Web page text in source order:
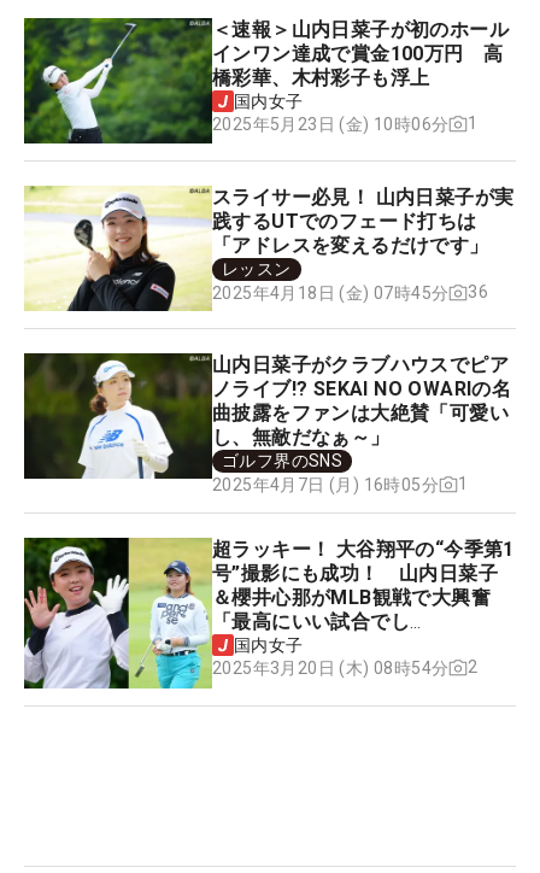
＜速報＞山内日菜子が初のホール
インワン達成で賞金100万円 高
橋彩華、木村彩子も浮上
国内女子
2025年5月23日 (金) 10時06分
1
スライサー必見！ 山内日菜子が実
践するUTでのフェード打ちは
「アドレスを変えるだけです」
レッスン
2025年4月18日 (金) 07時45分
36
山内日菜子がクラブハウスでピア
ノライブ!? SEKAI NO OWARIの名
曲披露をファンは大絶賛「可愛い
し、無敵だなぁ～」
ゴルフ界のSNS
2025年4月7日 (月) 16時05分
1
超ラッキー！ 大谷翔平の“今季第1
号”撮影にも成功！ 山内日菜子
＆櫻井心那がMLB観戦で大興奮
「最高にいい試合でし
た！！！！」
国内女子
2025年3月20日 (木) 08時54分
2